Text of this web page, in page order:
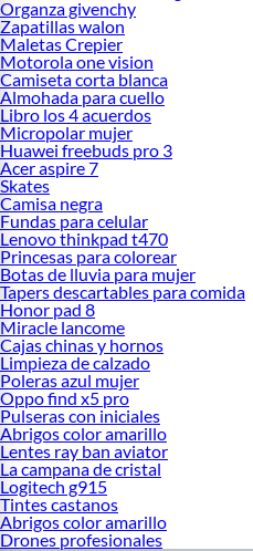
Organza givenchy
Zapatillas walon
Maletas Crepier
Motorola one vision
Camiseta corta blanca
Almohada para cuello
Libro los 4 acuerdos
Micropolar mujer
Huawei freebuds pro 3
Acer aspire 7
Skates
Camisa negra
Fundas para celular
Lenovo thinkpad t470
Princesas para colorear
Botas de lluvia para mujer
Tapers descartables para comida
Honor pad 8
Miracle lancome
Cajas chinas y hornos
Limpieza de calzado
Poleras azul mujer
Oppo find x5 pro
Pulseras con iniciales
Abrigos color amarillo
Lentes ray ban aviator
La campana de cristal
Logitech g915
Tintes castanos
Abrigos color amarillo
Drones profesionales